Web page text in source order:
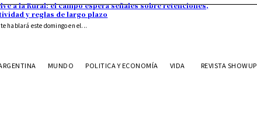
a la Rural: el campo espera señales sobre retenciones,
y reglas de largo plazo
hablará este domingo en el...
MUNDO POLITICA Y ECONOMÍA VIDA REVISTA SHOWUP